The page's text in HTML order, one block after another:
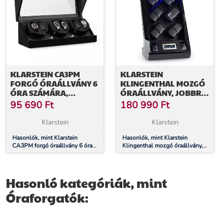
KLARSTEIN CA3PM
FORGÓ ÓRAÁLLVÁNY 6
ÓRA SZÁMÁRA,
KARBONKÜLSŐ
95 690 Ft
Klarstein
Hasonlók, mint Klarstein
CA3PM forgó óraállvány 6 óra
számára, karbonkülső
KLARSTEIN
KLINGENTHAL MOZGÓ
ÓRAÁLLVÁNY, JOBBRA-
BALRA FORGÁS, 14
ÓRA, LED,
ÉRINTÉSVEZÉRELT,
180 990 Ft
Klarstein
Hasonlók, mint Klarstein
Klingenthal mozgó óraállvány,
jobbra-balra forgás, 14 óra,
Hasonló kategóriák, mint
Óraforgatók: